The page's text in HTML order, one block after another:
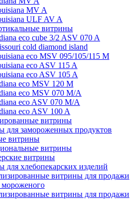
MV A
ULF AV A
витрины
eco cube 3/2 ASV 070 A
cold diamond island
eco MSV 095/105/115 M
eco ASV 115 A
eco ASV 105 A
eco MSV 120 M
eco MSV 070 M/A
eco ASV 070 M/A
eco ASV 100 A
витрины
для замороженных продуктов
витрины
витрины
витрины
для хлебопекарских изделий
витрины для продажи
мороженого
витрины для продажи